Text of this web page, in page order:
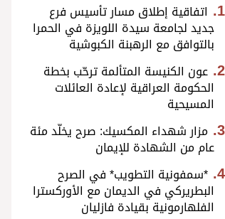
اتفاقية إطلاق مسار تأسيس فرع
جديد لجامعة سيدة اللويزة في الحمرا
بالتوافق مع الرهبنة الكبوشية
عون الكنيسة المتألمة ترحّب بخطة
الحكومة العراقية لإعادة العائلات
المسيحية
مزار شهداء المكسيك: صرح يخلّد مئة
عام من الشهادة للإيمان
*سمفونية التطويب* في الصرح
البطريركي في الديمان مع الأوركسترا
الفلهارمونية بقيادة فازليان